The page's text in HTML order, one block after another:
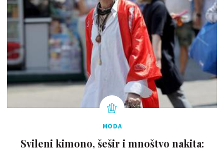
MODA
Svileni kimono, šešir i mnoštvo nakita: